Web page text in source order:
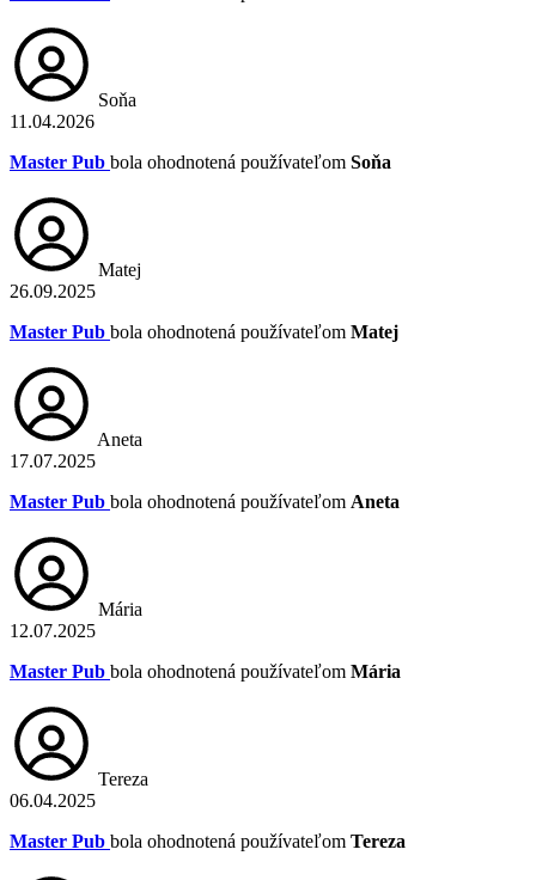
Soňa
11.04.2026
Master Pub bola ohodnotená používateľom Soňa
Matej
26.09.2025
Master Pub bola ohodnotená používateľom Matej
Aneta
17.07.2025
Master Pub bola ohodnotená používateľom Aneta
Mária
12.07.2025
Master Pub bola ohodnotená používateľom Mária
Tereza
06.04.2025
Master Pub bola ohodnotená používateľom Tereza